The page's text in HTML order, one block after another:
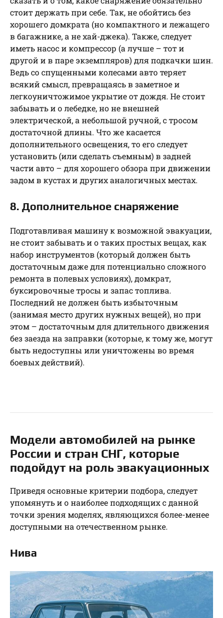
стоит держать при себе. Так, не обойтись без
хорошего домкрата (но компактного и лежащего
в багажнике, а не хай-джека). Также, следует
иметь насос и компрессор (а лучше – тот и
другой и в паре экземпляров) для подкачки шин.
Ведь со спущенными колесами авто теряет
всякий смысл, превращаясь в заметное и
легкоуничтожимое укрытие от дождя. Не стоит
забывать и о лебедке, но не внешней
электрической, а небольшой ручной, с тросом
достаточной длины. Что же касается
дополнительного освещения, то его следует
установить (или сделать съемным) в задней
части авто – для хорошего обзора при движении
задом в кустах и других аналогичных местах.
8. Дополнительное снаряжение
Подготавливая машину к возможной эвакуации,
не стоит забывать и о таких простых вещах, как
набор инструментов (который должен быть
достаточным даже для потенциально сложного
ремонта в полевых условиях), домкрат,
буксировочные тросы и запас топлива.
Последний не должен быть избыточным
(занимая место других нужных вещей), но при
этом – достаточным для длительного движения
без заезда на заправки (которые, к тому же, могут
быть недоступны или уничтожены во время
боевых действий).
Модели автомобилей на рынке
России и стран СНГ, которые
подойдут на роль эвакуационных
Приведя основные критерии подбора, следует
упомянуть и о наиболее подходящих с данной
точки зрения моделях, являющихся более-менее
доступными на отечественном рынке.
Нива